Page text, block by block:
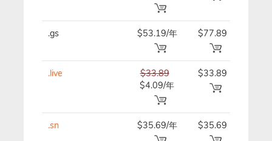
.gs $53.19/年 $77.89
.live
$33.89
$4.09/年
$33.89
.sn $35.69/年 $35.69